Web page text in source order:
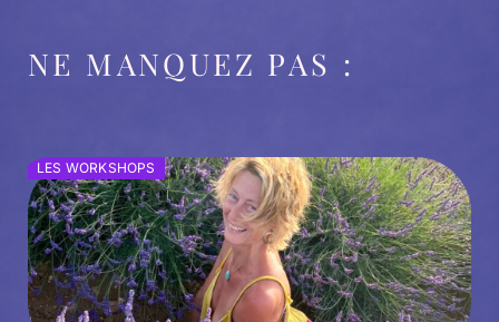
NE MANQUEZ PAS :
LES WORKSHOPS